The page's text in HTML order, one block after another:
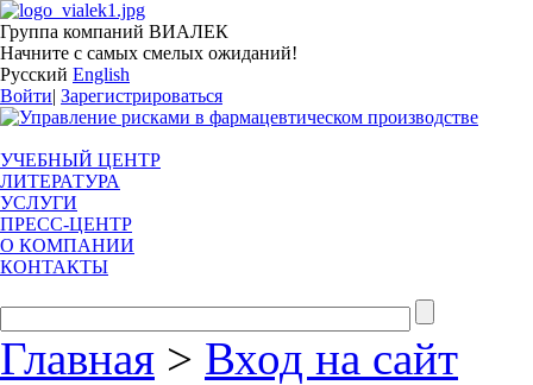
Группа компаний ВИАЛЕК
Начните с самых смелых ожиданий!
Русский English
Войти| Зарегистрироваться
УЧЕБНЫЙ ЦЕНТР
ЛИТЕРАТУРА
УСЛУГИ
ПРЕСС-ЦЕНТР
О КОМПАНИИ
КОНТАКТЫ
Главная > Вход на сайт